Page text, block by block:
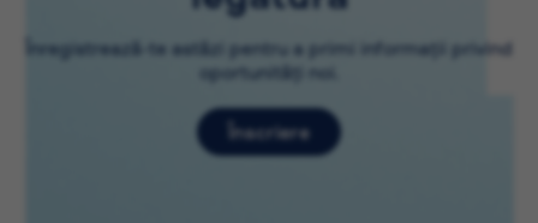
Înregistrează-te astăzi pentru a primi informații privind
oportunități noi.
Înscriere